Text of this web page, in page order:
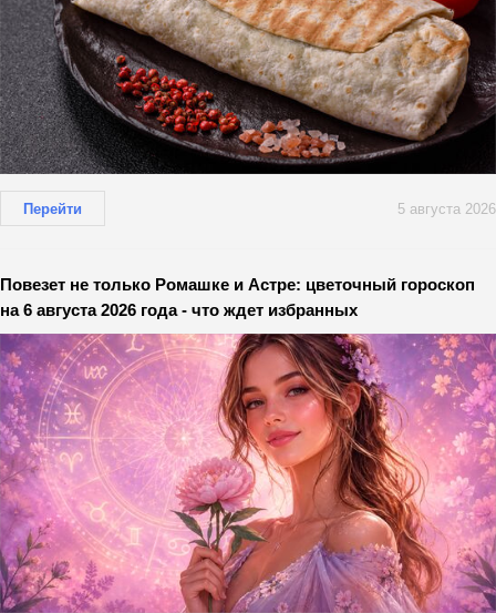
Перейти 5 августа 2026
Повезет не только Ромашке и Астре: цветочный гороскоп
на 6 августа 2026 года - что ждет избранных